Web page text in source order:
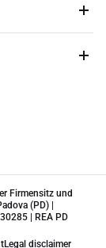
Firmensitz und
(PD) |
| REA PD
Legal disclaimer